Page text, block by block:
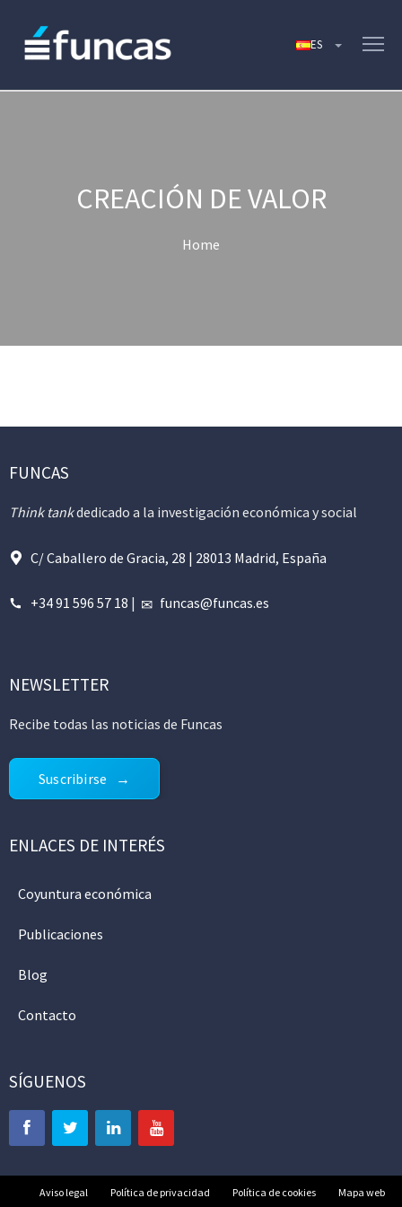
CREACIÓN DE VALOR
Home
FUNCAS
Think tankdedicado a la investigación económica y social
C/ Caballero de Gracia, 28 | 28013 Madrid, España
+34 91 596 57 18 | funcas@funcas.es
NEWSLETTER
Recibe todas las noticias de Funcas
Suscribirse
ENLACES DE INTERÉS
Coyuntura económica
Publicaciones
Blog
Contacto
SÍGUENOS
Aviso legal Política de privacidad Política de cookies Mapa web